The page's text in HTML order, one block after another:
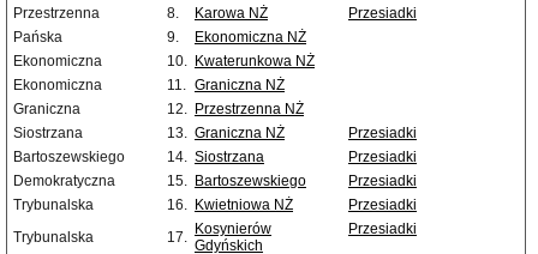
Przestrzenna
8. Karowa NŻ
Przesiadki
Pańska
9.
Ekonomiczna NŻ
Ekonomiczna
10. Kwaterunkowa NŻ
Ekonomiczna
11. Graniczna NŻ
Graniczna
12. Przestrzenna NŻ
Siostrzana
13. Graniczna NŻ
Przesiadki
Bartoszewskiego
14. Siostrzana
Przesiadki
Demokratyczna
15. Bartoszewskiego
Przesiadki
Trybunalska
16. Kwietniowa NŻ
Przesiadki
Trybunalska
17. Kosynierów
Gdyńskich
Przesiadki